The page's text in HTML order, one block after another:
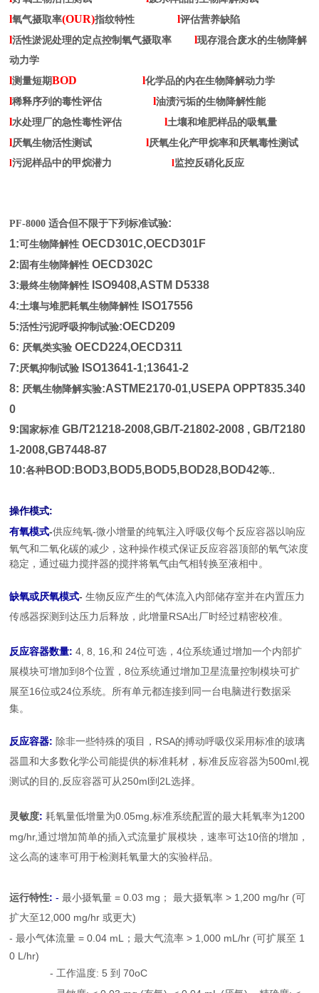
l氧气摄取率(OUR)指纹特性 l评估营养缺陷
l活性淤泥处理的定点控制氧气摄取率 l现存混合废水的生物降解
动力学
l测量短期BODl化学品的内在生物降解动力学
l稀释序列的毒性评估 l油渍污垢的生物降解性能
l水处理厂的急性毒性评估 l土壤和堆肥样品的吸氧量
l厌氧生物活性测试 l厌氧生化产甲烷率和厌氧毒性测试
l污泥样品中的甲烷潜力 l监控反硝化反应
PF-8000 适合但不限于下列标准试验:
1:可生物降解性 OECD301C,OECD301F
2: 固有生物降解性 OECD302C
3:最终生物降解性 ISO9408,ASTM D5338
4:土壤与堆肥耗氧生物降解性 ISO17556
5:活性污泥呼吸抑制试验:OECD209
6: 厌氧类实验 OECD224,OECD311
7:厌氧抑制试验 ISO13641-1;13641-2
8: 厌氧生物降解实验:ASTME2170-01,USEPA OPPT835.340
0
9: 国家标准 GB/T21218-2008,GB/T-21802-2008 , GB/T2180
1-2008,GB7448-87
10:各种 BOD:BOD3,BOD5,BOD5,BOD28,BOD42等..
操作模式:
有氧模式-供应纯氧-微小增量的纯氧注入呼吸仪每个反应容器以响应
氧气和二氧化碳的减少，这种操作模式保证反应容器顶部的氧气浓度
稳定，通过磁力搅拌器的搅拌将氧气由气相转换至液相中。
缺氧或厌氧模式- 生物反应产生的气体流入内部储存室并在内置压力
传感器探测到达压力后释放，此增量RSA出厂时经过精密校准。
反应容器数量:4, 8, 16,和 24位可选，4位系统通过增加一个内部扩
展模块可增加到8个位置，8位系统通过增加卫星流量控制模块可扩
展至 16位或24位系统。所有单元都连接到同一台电脑进行数据采
集。
反应容器: 除非一些特殊的项目， RSA的搏动呼吸仪采用标准的玻璃
器皿和大多数化学公司能提供的标准耗材，标准反应容器为500ml,视
测试的目的 反应容器可从250ml到2L选择。
灵敏度:耗氧量低增量为0.05mg,标准系统配置的最大耗氧率为1200
mg/hr,通过增加简单的插入式流量扩展模块，速率可达10倍的增加，
这么高的速率可用于检测耗氧量大的实验样品。
运行特性:-最小摄氧量 = 0.03 mg ； 最大摄氧率 > 1,200 mg/hr (可
扩大至 12,000 mg/hr或更大)
-最小气体流量 = 0.04 mL ；最大气流率 > 1,000 mL/hr (可扩展至 1
0 L/hr)
- 工作温度: 5到 70oC